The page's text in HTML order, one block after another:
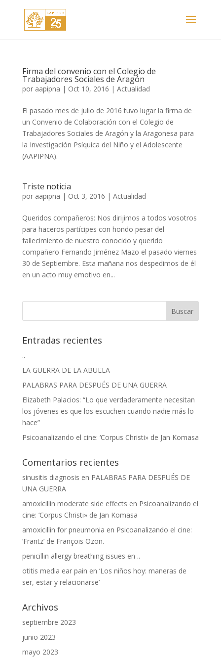
Firma del convenio con el Colegio de
Trabajadores Sociales de Aragón
por aapipna | Oct 10, 2016 | Actualidad
El pasado mes de julio de 2016 tuvo lugar la firma de
un Convenio de Colaboración con el Colegio de
Trabajadores Sociales de Aragón y la Aragonesa para
la Investigación Psíquica del Niño y el Adolescente
(AAPIPNA).
Triste noticia
por aapipna | Oct 3, 2016 | Actualidad
Queridos compañeros: Nos dirijimos a todos vosotros
para haceros partícipes con hondo pesar del
fallecimiento de nuestro conocido y querido
compañero Fernando Jiménez Mazo el pasado viernes
30 de Septiembre. Esta mañana nos despedimos de él
en un acto muy emotivo en...
Entradas recientes
..
LA GUERRA DE LA ABUELA
PALABRAS PARA DESPUÉS DE UNA GUERRA
Elizabeth Palacios: “Lo que verdaderamente necesitan
los jóvenes es que los escuchen cuando nadie más lo
hace”
Psicoanalizando el cine: ‘Corpus Christi» de Jan Komasa
Comentarios recientes
sinusitis diagnosis en PALABRAS PARA DESPUÉS DE
UNA GUERRA
amoxicillin moderate side effects en Psicoanalizando el
cine: ‘Corpus Christi» de Jan Komasa
amoxicillin for pneumonia en Psicoanalizando el cine:
‘Frantz’ de François Ozon.
penicillin allergy breathing issues en ..
otitis media ear pain en ‘Los niños hoy: maneras de
ser, estar y relacionarse’
Archivos
septiembre 2023
junio 2023
mayo 2023